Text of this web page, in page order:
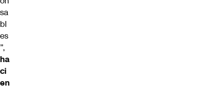
sa
bl
es
”,
ha
ci
en